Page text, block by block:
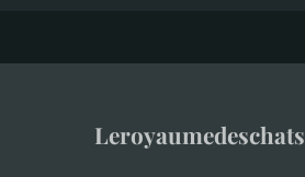
Leroyaumedeschats